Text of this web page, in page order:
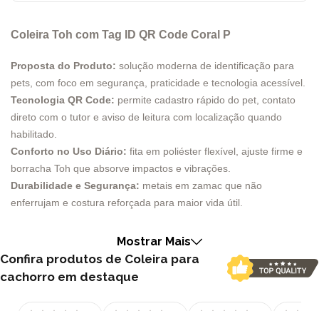
Coleira Toh com Tag ID QR Code Coral P
Proposta do Produto: solução moderna de identificação para
pets, com foco em segurança, praticidade e tecnologia acessível.
Tecnologia QR Code: permite cadastro rápido do pet, contato
direto com o tutor e aviso de leitura com localização quando
habilitado.
Conforto no Uso Diário: fita em poliéster flexível, ajuste firme e
borracha Toh que absorve impactos e vibrações.
Durabilidade e Segurança: metais em zamac que não
enferrujam e costura reforçada para maior vida útil.
identidade visual e funcionalidade.
Produção Nacional: produto criado, produzido e embalado no
Brasil, com controle de qualidade.
Tecnologia, segurança e design que caminham juntos
Mostrar Mais
Confira produtos de Coleira para
cachorro em destaque